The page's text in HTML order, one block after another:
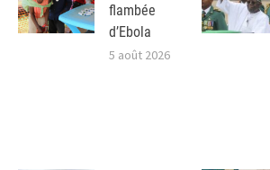
flambée
d’Ebola
5 août 2026